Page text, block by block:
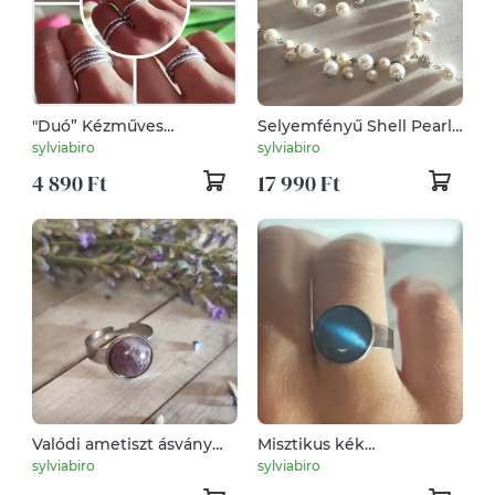
"Duó” Kézműves
Gyűrűszett – Ragyogó,
Variálható Unisex Design
sylviabiro
4 890 Ft
Selyemfényű Shell Pearl
ékszerszett – Nemesacél,
praktikus mágneszárral
és angyalszárnnyal!
sylviabiro
17 990 Ft
Valódi ametiszt ásvány
köves nemesacél gyűrű -
12mm chabochon,
sylviabiro
Misztikus kék
macskaszem nemesacél
állítható gyűrű (12 mm)
sylviabiro